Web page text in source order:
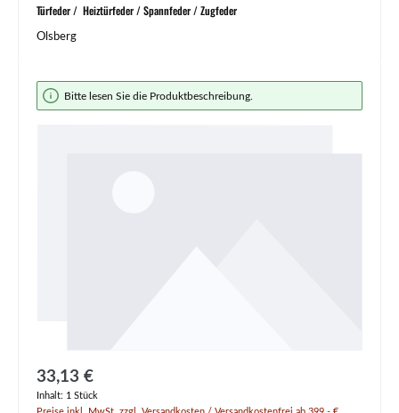
Türfeder / Heiztürfeder / Spannfeder / Zugfeder
Olsberg
Bildergalerie überspringen
Bitte lesen Sie die Produktbeschreibung.
Regulärer Preis:
33,13 €
Inhalt: 1 Stück